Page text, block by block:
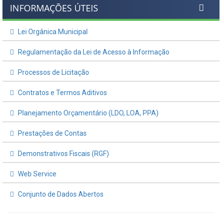
INFORMAÇÕES ÚTEIS
Lei Orgânica Municipal
Regulamentação da Lei de Acesso à Informação
Processos de Licitação
Contratos e Termos Aditivos
Planejamento Orçamentário (LDO, LOA, PPA)
Prestações de Contas
Demonstrativos Fiscais (RGF)
Web Service
Conjunto de Dados Abertos